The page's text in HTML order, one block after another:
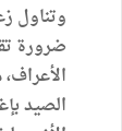
وتناول
ضرورة
الصيد